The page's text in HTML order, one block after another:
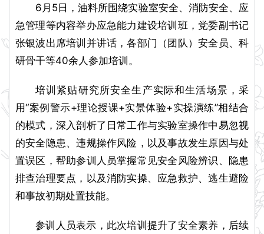
党建文化6月5日，油料所围绕实验室安全、消防安全、应
急管理等内容举办应急能力建设培训班，党委副书记
张银波出席培训并讲话，各部门（团队）安全员、科
研骨干等40余人参加培训。
培训紧贴研究所安全生产实际和生活场景，采
用“案例警示+理论授课+实景体验+实操演练”相结合
的模式，深入剖析了日常工作与实验室操作中易忽视
的安全隐患、违规操作风险，以及事故发生原因与处
置误区，帮助参训人员掌握常见安全风险辨识、隐患
排查治理要点，以及消防实操、应急救护、逃生避险
和事故初期处置技能。
参训人员表示，此次培训提升了安全素养，后续